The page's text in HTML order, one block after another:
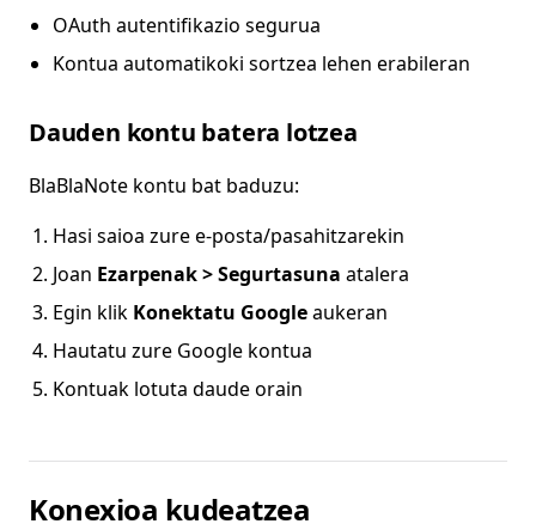
OAuth autentifikazio segurua
Kontua automatikoki sortzea lehen erabileran
Dauden kontu batera lotzea
BlaBlaNote kontu bat baduzu:
Hasi saioa zure e-posta/pasahitzarekin
Joan Ezarpenak > Segurtasuna atalera
Egin klik Konektatu Googleaukeran
Hautatu zure Google kontua
Kontuak lotuta daude orain
Konexioa kudeatzea